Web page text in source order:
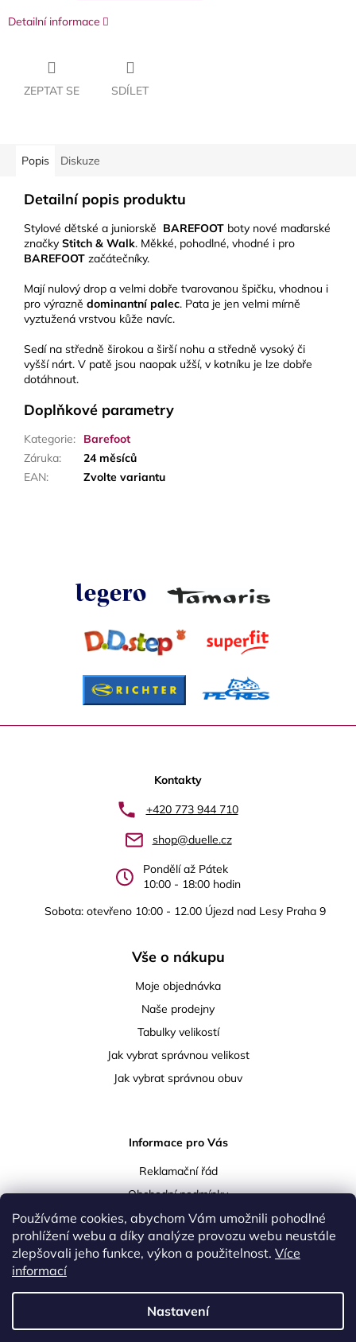
Používáme cookies, abychom Vám umožnili pohodlné
prohlížení webu a díky analýze provozu webu neustále
zlepšovali jeho funkce, výkon a použitelnost. Více
informací
Nastavení
Detailní informace
ZEPTAT SE SDÍLET
Popis Diskuze
Detailní popis produktu
Stylové dětské a juniorskě BAREFOOT boty nové maďarské
značky Stitch & Walk. Měkké, pohodlné, vhodné i pro
BAREFOOT začátečníky.
Mají nulový drop a velmi dobře tvarovanou špičku, vhodnou i
pro výrazně dominantní palec. Pata je jen velmi mírně
vyztužená vrstvou kůže navíc.
Sedí na středně širokou a širší nohu a středně vysoký či
vyšší nárt. V patě jsou naopak užší, v kotníku je lze dobře
dotáhnout.
Doplňkové parametry
Kategorie:
Barefoot
Záruka:
24 měsíců
EAN: Zvolte variantu
Kontakty
+420 773 944 710
shop@duelle.cz
Pondělí až Pátek
10:00 - 18:00 hodin
Sobota: otevřeno 10:00 - 12.00 Újezd nad Lesy Praha 9
Vše o nákupu
Moje objednávka
Naše prodejny
Tabulky velikostí
Jak vybrat správnou velikost
Jak vybrat správnou obuv
Informace pro Vás
Reklamační řád
Obchodní podmínky
Podmínky ochrany osobních údajů
Doprava a platba
Vrácení a reklamace zboží